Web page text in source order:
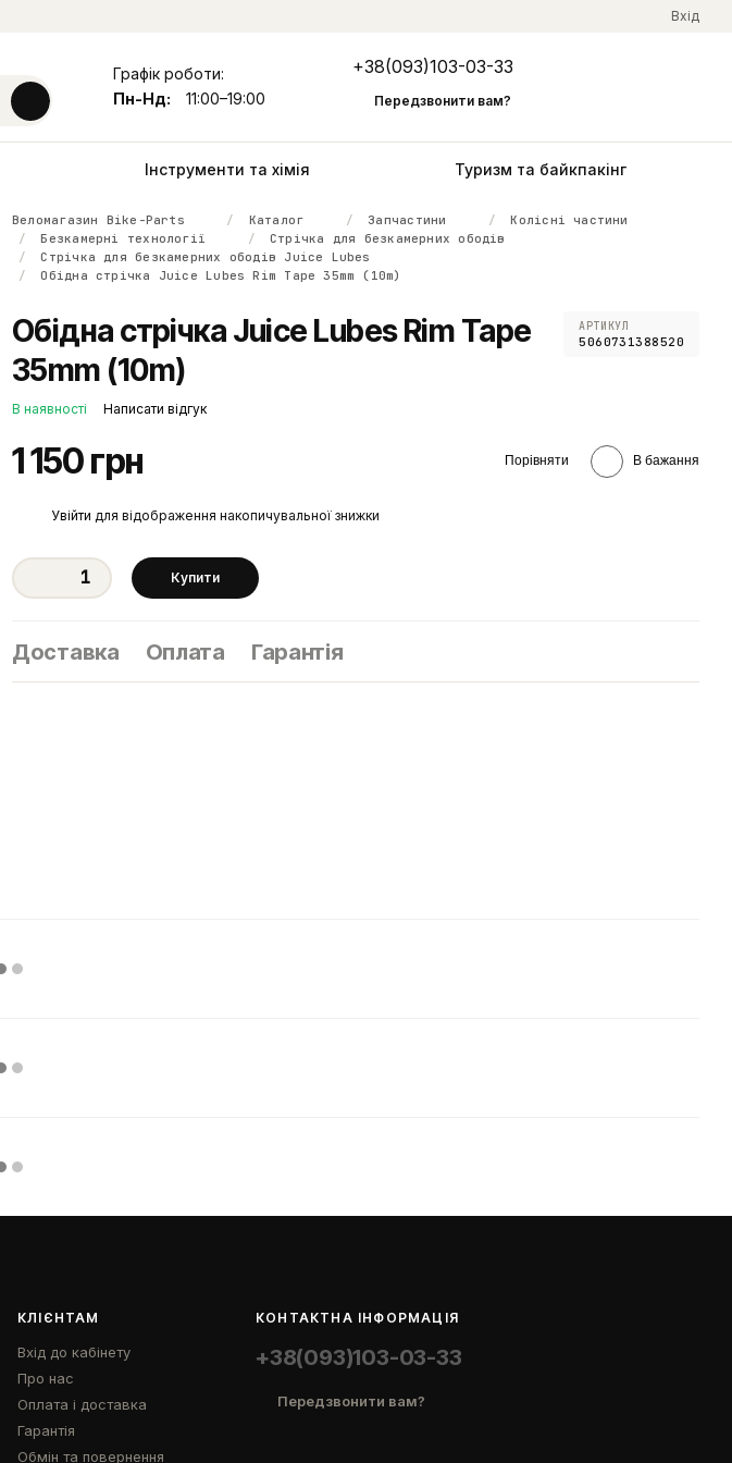
Вхід
Графік роботи:
Пн-Нд:
11:00–19:00
+38(093)103-03-33
Передзвонити вам?
Інструменти та хімія Туризм та байкпакінг
Веломагазин Bike-Parts Каталог Запчастини
Колісні частини
Безкамерні технології
Стрічка для безкамерних ободів
Стрічка для безкамерних ободів Juice Lubes
Обідна стрічка Juice Lubes Rim Tape 35mm (10m)
Обідна стрічка Juice Lubes Rim Tape
35mm (10m)
АРТИКУЛ
5060731388520
В наявності Написати відгук
1 150 грн Порівняти В бажання
Увійти для відображення накопичувальної знижки
Купити
Доставка Оплата Гарантія
КЛІЄНТАМ
Вхід до кабінету
Про нас
Оплата і доставка
Гарантія
Обмін та повернення
КОНТАКТНА ІНФОРМАЦІЯ
+38(093)103-03-33
Передзвонити вам?